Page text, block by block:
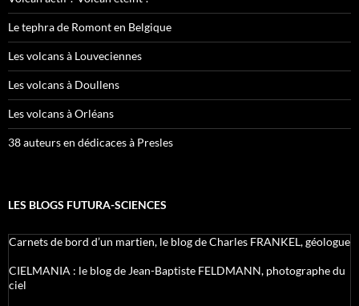
Le tephra de Romont en Belgique
Les volcans à Louveciennes
Les volcans à Doullens
Les volcans à Orléans
38 auteurs en dédicaces à Presles
LES BLOGS FUTURA-SCIENCES
Carnets de bord d’un martien, le blog de Charles FRANKEL, géologue
CIELMANIA : le blog de Jean-Baptiste FELDMANN, photographe du
ciel